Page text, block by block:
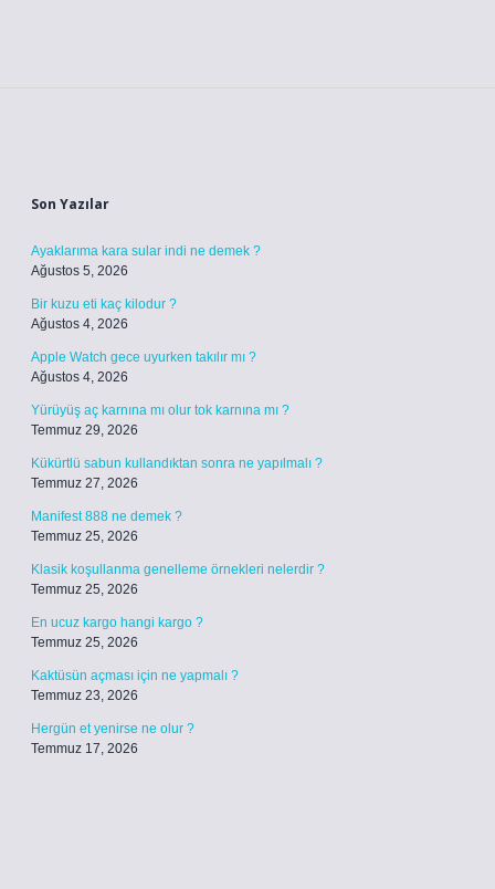
Son Yazılar
Ayaklarıma kara sular indi ne demek ?
Ağustos 5, 2026
Bir kuzu eti kaç kilodur ?
Ağustos 4, 2026
Apple Watch gece uyurken takılır mı ?
Ağustos 4, 2026
Yürüyüş aç karnına mı olur tok karnına mı ?
Temmuz 29, 2026
Kükürtlü sabun kullandıktan sonra ne yapılmalı ?
Temmuz 27, 2026
Manifest 888 ne demek ?
Temmuz 25, 2026
Klasik koşullanma genelleme örnekleri nelerdir ?
Temmuz 25, 2026
En ucuz kargo hangi kargo ?
Temmuz 25, 2026
Kaktüsün açması için ne yapmalı ?
Temmuz 23, 2026
Hergün et yenirse ne olur ?
Temmuz 17, 2026